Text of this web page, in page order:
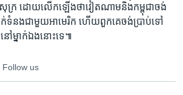
សុក្រ ដោយ​លើក​ឡើង​ថា​វៀតណាម​និង​កម្ពុជា​ចង់​
ក់ទំនង​ជាមួយ​អាមេរិក ហើយ​ពួកគេ​ចង់​ប្រាប់​ទៅ​
ម្នាក់​ឯង​នោះ​ទេ៕
Follow us